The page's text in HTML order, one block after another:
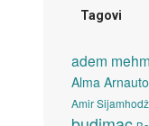
Tagovi
adem
Alma
Amir